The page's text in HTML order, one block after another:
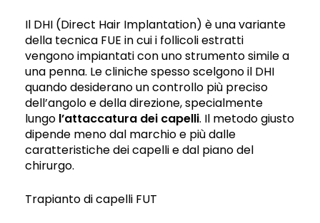
Il DHI (Direct Hair Implantation) è una variante
della tecnica FUE in cui i follicoli estratti
vengono impiantati con uno strumento simile a
una penna. Le cliniche spesso scelgono il DHI
quando desiderano un controllo più preciso
dell’angolo e della direzione, specialmente
lungo l’attaccatura dei capelli. Il metodo giusto
dipende meno dal marchio e più dalle
caratteristiche dei capelli e dal piano del
chirurgo.
Trapianto di capelli FUT